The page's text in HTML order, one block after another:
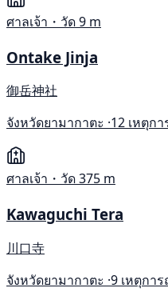
ศาลเจ้า・วัด9 m
Ontake Jinja
御岳神社
จังหวัดยามากาตะ ·12 เหตุก
ศาลเจ้า・วัด375 m
Kawaguchi Tera
川口寺
จังหวัดยามากาตะ ·9 เหตุกา